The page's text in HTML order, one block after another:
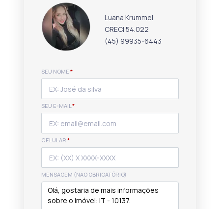
Luana Krummel
CRECI 54.022
(45) 99935-6443
SEU NOME *
SEU E-MAIL*
CELULAR *
MENSAGEM (NÃO OBRIGATÓRIO)